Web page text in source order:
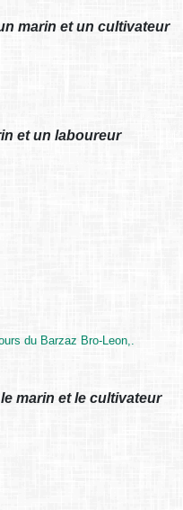
marin et un cultivateur
et un laboureur
du Barzaz Bro-Leon,.
marin et le cultivateur